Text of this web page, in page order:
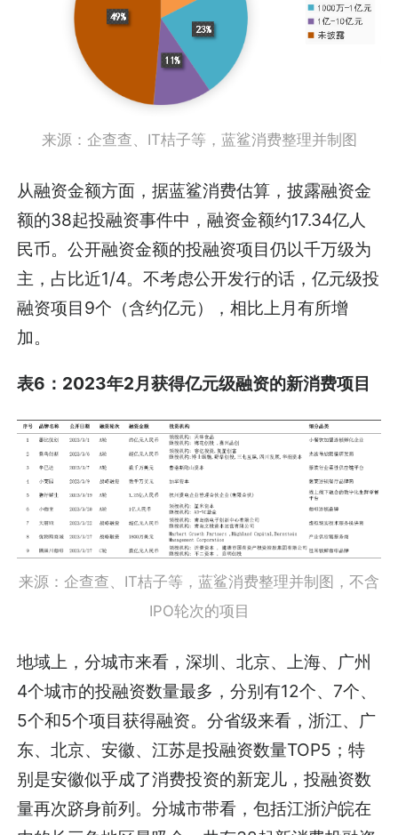
来源：企查查、IT桔子等，蓝鲨消费整理并制图
从融资金额方面，据蓝鲨消费估算，披露融资金
额的38起投融资事件中，融资金额约17.34亿人
民币。公开融资金额的投融资项目仍以千万级为
主，占比近1/4。不考虑公开发行的话，亿元级投
融资项目9个（含约亿元），相比上月有所增
加。
表6：2023年2月获得亿元级融资的新消费项目
来源：企查查、IT桔子等，蓝鲨消费整理并制图，不含
IPO轮次的项目
地域上，分城市来看，深圳、北京、上海、广州
4个城市的投融资数量最多，分别有12个、7个、
5个和5个项目获得融资。分省级来看，浙江、广
东、北京、安徽、江苏是投融资数量TOP5；特
别是安徽似乎成了消费投资的新宠儿，投融资数
量再次跻身前列。分城市带看，包括江浙沪皖在